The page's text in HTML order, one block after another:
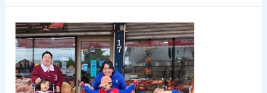
Total
en
la
Primera